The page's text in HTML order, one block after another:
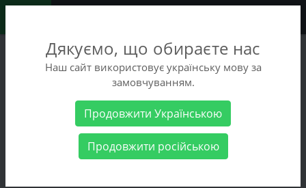
+38 (068) 486-90-09
+38 (093) 486-90-09
Женские товары Женская обувь Ботинки Rieker W0063-00
Ботинки Rieker W0063-00
Дякуємо, що обираєте нас
Наш сайт використовує українську мову за
замовчуванням.
Продовжити Українською
Продовжити російською